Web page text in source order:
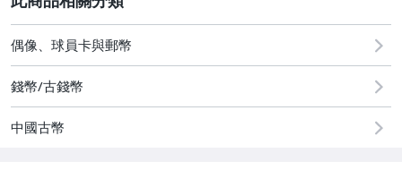
古董、藝術與礦石
居家、家具與園藝
偶像、球員卡與郵幣
錢幣/古錢幣
中國古幣